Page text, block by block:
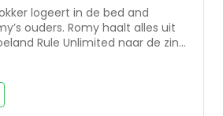
logeert in de bed and
ouders. Romy haalt alles uit
Rule Unlimited naar de zin
binnenstromen. Maar
dat zijn Rolex verdwenen
Romy’s familie van diefstal.